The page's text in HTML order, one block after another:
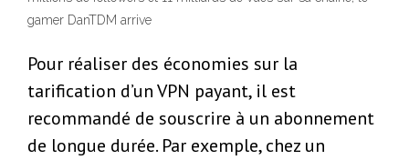
gamer DanTDM arrive
Pour réaliser des économies sur la
tarification d’un VPN payant, il est
recommandé de souscrire à un abonnement
de longue durée. Par exemple, chez un